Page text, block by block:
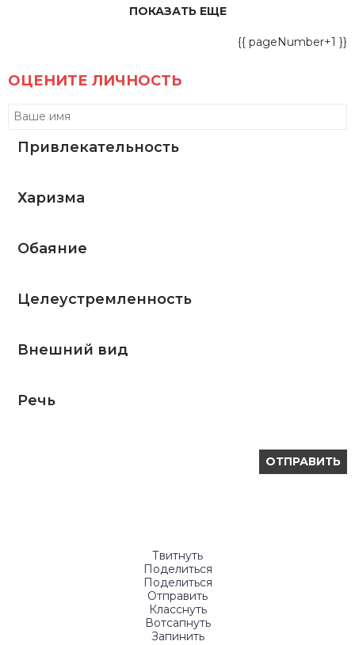
ПОКАЗАТЬ ЕЩЕ
{{ pageNumber+1 }}
ОЦЕНИТЕ ЛИЧНОСТЬ
Привлекательность
Харизма
Обаяние
Целеустремленность
Внешний вид
Речь
Твитнуть
Поделиться
Поделиться
Отправить
Класснуть
Вотсапнуть
Запинить